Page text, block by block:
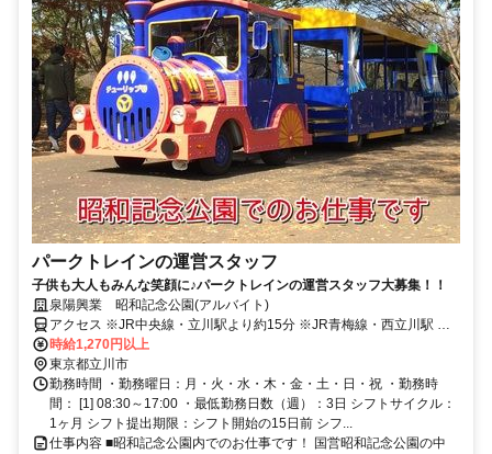
パークトレインの運営スタッフ
子供も大人もみんな笑顔に♪パークトレインの運営スタッフ大募集！！
泉陽興業 昭和記念公園(アルバイト)
アクセス ※JR中央線・立川駅より約15分 ※JR青梅線・西立川駅 よ
り徒歩5分
時給1,270円以上
東京都立川市
勤務時間 ・勤務曜日：月・火・水・木・金・土・日・祝 ・勤務時
間： [1] 08:30～17:00 ・最低勤務日数（週）：3日 シフトサイクル：
1ヶ月 シフト提出期限：シフト開始の15日前 シフ...
仕事内容 ■昭和記念公園内でのお仕事です！ 国営昭和記念公園の中